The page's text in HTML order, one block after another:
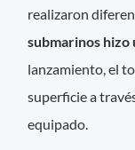
realizaron
submarinos
lanzamiento, el
superficie a
equipado.